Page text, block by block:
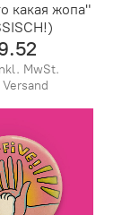
какая жопа"
MwSt.